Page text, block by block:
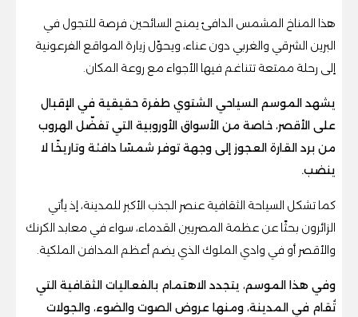
هذا المناخ المشمس الدافئ يمنح السائحين فرصة للتجول في
البرين الشرقي والغربي دون عناء، ويحوّل زيارة المواقع الفرعونية
إلى رحلة ممتعة تتناغم فيها الأجواء مع روعة المكان.
يشهد الموسم السياحي الشتوي طفرة حقيقية في الإقبال
على الأقصر، خاصة من الأسواق الأوروبية التي تفضّل الهروب
من برد القارة العجوز إلى وجهة توفر شمسًا دافئة وتاريخًا لا
ينضب.
كما تشكل السياحة الثقافية عنصر الجذب الأكبر للمدينة، إذ يأتي
الزائرون بحثًا عن عظمة المصريين القدماء، سواء في معابد الكرنك
والأقصر أو في وادي الملوك الذي يضم أعظم المدافن الملكية.
وفي هذا الموسم، يتجدد الاهتمام بالفعاليات الثقافية التي
تُقام في المدينة، ومنها عروض الصوت والضوء، والجولات